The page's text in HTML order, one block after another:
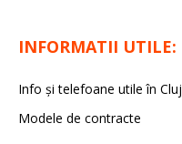
INFORMATII UTILE:
Info și telefoane utile în Cluj
Modele de contracte